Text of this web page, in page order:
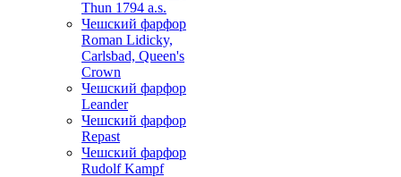
Thun 1794 a.s.
Чешский фарфор
Roman Lidicky,
Carlsbad, Queen's
Crown
Чешский фарфор
Leander
Чешский фарфор
Repast
Чешский фарфор
Rudolf Kampf